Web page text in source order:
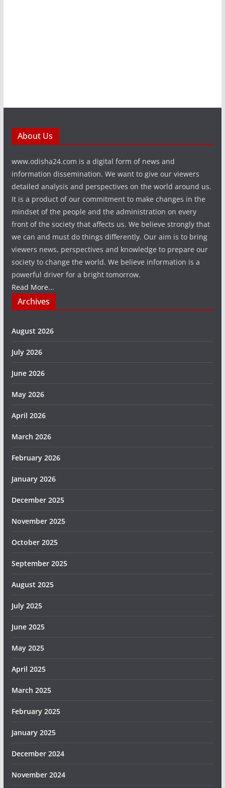
About Us
www.odisha24.com is a digital form of news and
information dissemination. We want to give our viewers
detailed analysis and perspectives on the world around us.
It is a product of our commitment to make changes in the
mindset of the people and the administration on every
front of the society that affects us. We believe strongly that
we can and must do things differently. Our aim is to bring
viewers news, perspectives and knowledge to prepare our
society to change the world. We believe information is a
powerful driver for a bright tomorrow.
Read More...
Archives
August 2026
July 2026
June 2026
May 2026
April 2026
March 2026
February 2026
January 2026
December 2025
November 2025
October 2025
September 2025
August 2025
July 2025
June 2025
May 2025
April 2025
March 2025
February 2025
January 2025
December 2024
November 2024